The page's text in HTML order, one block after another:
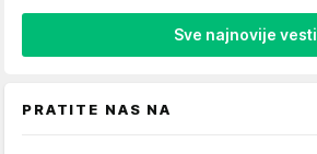
Sve najnovije vesti
PRATITE NAS NA